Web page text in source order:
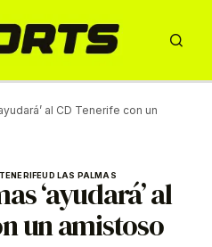
al CD Tenerife con un
UD LAS PALMAS
‘ayudará’ al
un amistoso